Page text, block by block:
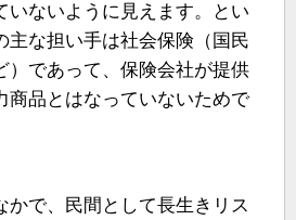
いないように見えます。とい
主な担い手は社会保険（国民
）であって、保険会社が提供
商品とはなっていないためで
かで、民間として長生きリス